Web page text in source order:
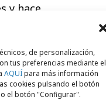
de personalización,
tus preferencias mediante el
AQUÍpara más información
cookies pulsando el botón
el botón "Configurar".
y hace
Disney
en la
como
el